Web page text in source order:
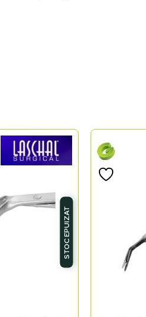
STOC EPUIZAT